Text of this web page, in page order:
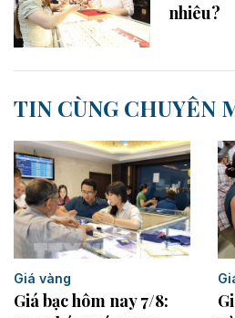
nhiêu?
TIN CÙNG CHUYÊN
Giá vàng
Giá bạc hôm nay 7/8: